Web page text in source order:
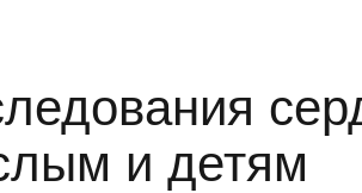
и детям